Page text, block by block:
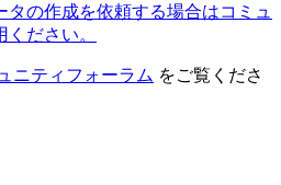
の作成を依頼する場合はコミュ
ださい。
ニティフォーラム をご覧くださ